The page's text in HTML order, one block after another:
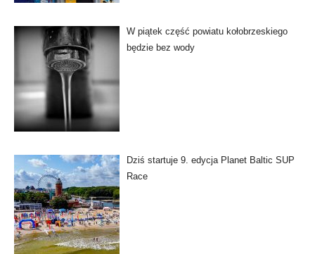
W piątek część powiatu kołobrzeskiego
będzie bez wody
Dziś startuje 9. edycja Planet Baltic SUP
Race